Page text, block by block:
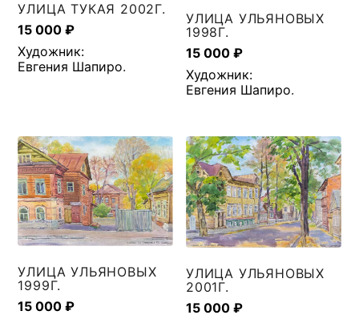
УЛИЦА ТУКАЯ 2002Г.
15 000₽
Художник:
Евгения Шапиро.
УЛИЦА УЛЬЯНОВЫХ
1998Г.
15 000₽
Художник:
Евгения Шапиро.
УЛИЦА УЛЬЯНОВЫХ
1999Г.
15 000₽
УЛИЦА УЛЬЯНОВЫХ
2001Г.
15 000₽